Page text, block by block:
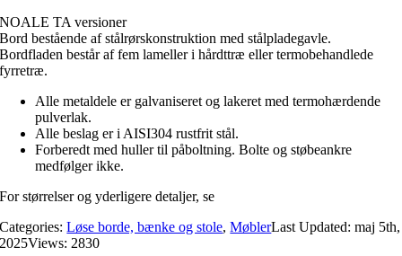
NOALE TA versioner
Bord bestående af stålrørskonstruktion med stålpladegavle.
Bordfladen består af fem lameller i hårdttræ eller termobehandlede
fyrretræ.
Alle metaldele er galvaniseret og lakeret med termohærdende
pulverlak.
Alle beslag er i AISI304 rustfrit stål.
Forberedt med huller til påboltning. Bolte og støbeankre
medfølger ikke.
For størrelser og yderligere detaljer, se
Categories:Løse borde, bænke og stole,MøblerLast Updated: maj 5th,
2025Views: 2830